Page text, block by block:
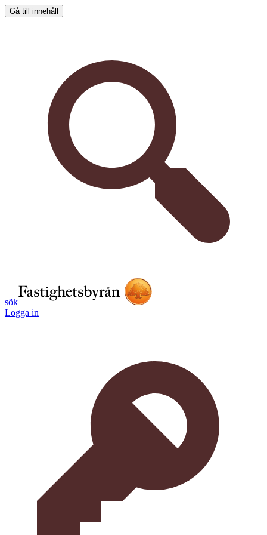
Gå till innehåll
sök
Logga in